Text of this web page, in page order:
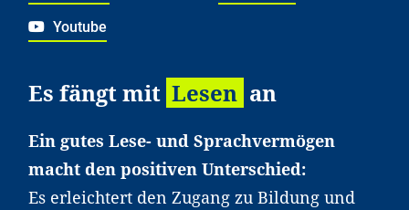
Youtube
Es fängt mit Lesen an
Ein gutes Lese- und Sprachvermögen
macht den positiven Unterschied:
Es erleichtert den Zugang zu Bildung und